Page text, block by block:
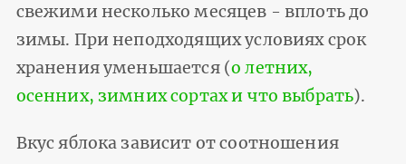
свежими несколько месяцев - вплоть до
зимы. При неподходящих условиях срок
хранения уменьшается (о летних,
осенних, зимних сортах и что выбрать).
Вкус яблока зависит от соотношения